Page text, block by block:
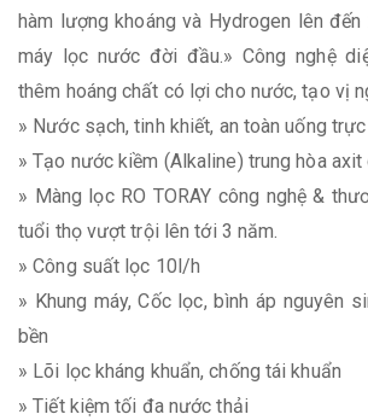
hàm lượng khoáng và Hydrogen lên
máy lọc nước đời đầu.» Công nghệ
thêm hoáng chất có lợi cho nước, tạo vị
» Nước sạch, tinh khiết, an toàn uống
» Tạo nước kiềm (Alkaline) trung hòa axit
» Màng lọc RO TORAY công nghệ &
tuổi thọ vượt trội lên tới 3 năm.
» Công suất lọc 10l/h
» Khung máy, Cốc lọc, bình áp nguyên
bền
» Lõi lọc kháng khuẩn, chống tái khuẩn
» Tiết kiệm tối đa nước thải